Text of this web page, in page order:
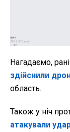
Нагадаємо,
здійснили
область.
Також у ніч
атакували